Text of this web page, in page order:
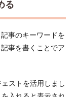
る
事のキーワードを
事を書くことでア
ストを活用しまし